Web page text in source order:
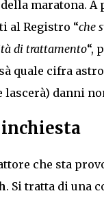
maratona.
al Registro “che
di trattamento“,
quale cifra
lascerà) danni
inchiesta
che sta
. Si tratta di una